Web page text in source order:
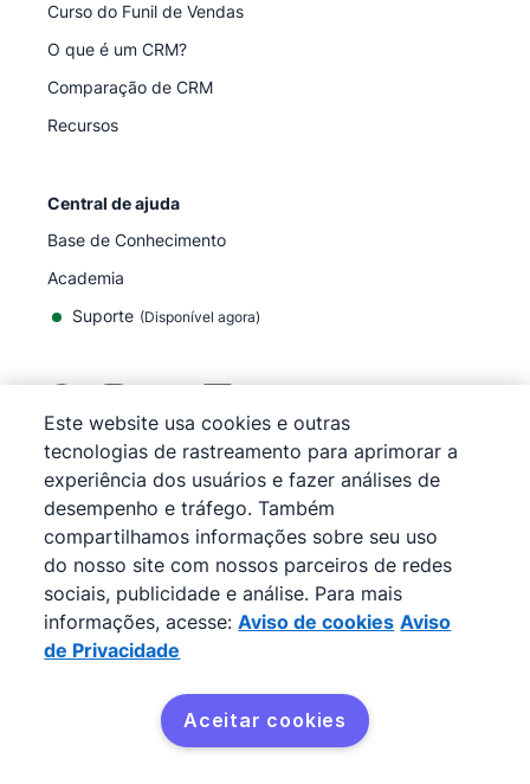
Curso do Funil de Vendas
O que é um CRM?
Comparação de CRM
Recursos
Central de ajuda
Base de Conhecimento
Academia
Suporte (Disponível agora)
©2026Pipedrive
Pipedrive
Termos de Serviço
Pipedrive
Aviso de Privacidade
Mapa do site
Aviso de cookies
Preferências de cookies
O Pipedrive é um CRM de vendas baseado na web.
Este website usa cookies e outras
tecnologias de rastreamento para aprimorar a
experiência dos usuários e fazer análises de
desempenho e tráfego. Também
compartilhamos informações sobre seu uso
do nosso site com nossos parceiros de redes
sociais, publicidade e análise. Para mais
informações, acesse: Aviso de cookies Aviso
de Privacidade
Aceitar cookies